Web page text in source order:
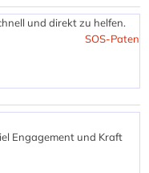
und direkt zu helfen.
SOS-Paten
Engagement und Kraft